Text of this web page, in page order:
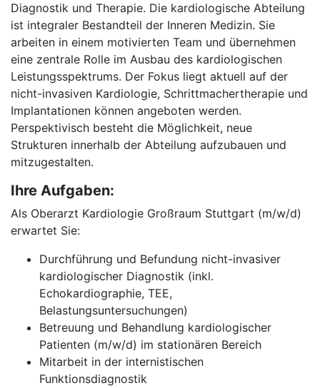
Diagnostik und Therapie. Die kardiologische Abteilung
ist integraler Bestandteil der Inneren Medizin. Sie
arbeiten in einem motivierten Team und übernehmen
eine zentrale Rolle im Ausbau des kardiologischen
Leistungsspektrums. Der Fokus liegt aktuell auf der
nicht-invasiven Kardiologie, Schrittmachertherapie und
Implantationen können angeboten werden.
Perspektivisch besteht die Möglichkeit, neue
Strukturen innerhalb der Abteilung aufzubauen und
mitzugestalten.
Ihre Aufgaben:
Als Oberarzt Kardiologie Großraum Stuttgart (m/w/d)
erwartet Sie:
Durchführung und Befundung nicht-invasiver
kardiologischer Diagnostik (inkl.
Echokardiographie, TEE,
Belastungsuntersuchungen)
Betreuung und Behandlung kardiologischer
Patienten (m/w/d) im stationären Bereich
Mitarbeit in der internistischen
Funktionsdiagnostik